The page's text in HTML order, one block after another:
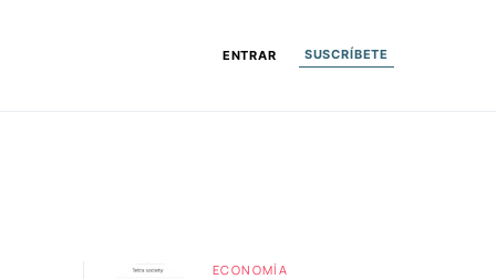
ENTRAR SUSCRÍBETE
ECONOMÍA